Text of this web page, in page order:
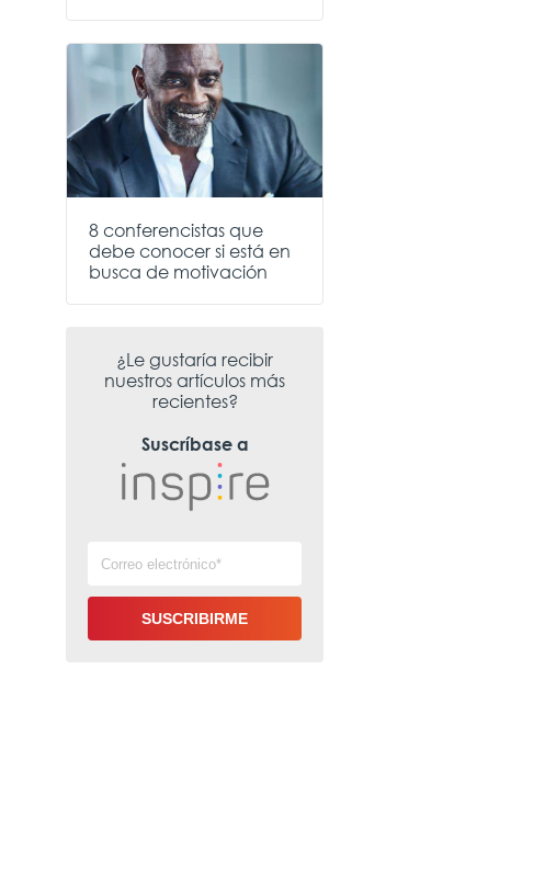
8 conferencistas que
debe conocer si está en
busca de motivación
¿Le gustaría recibir
nuestros artículos más
recientes?
Suscríbase a